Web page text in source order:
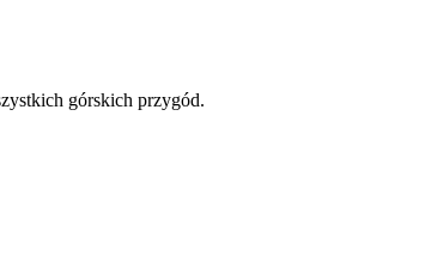
górskich przygód.